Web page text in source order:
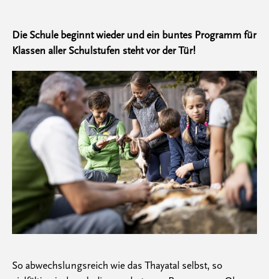
Die Schule beginnt wieder und ein buntes Programm für
Klassen aller Schulstufen steht vor der Tür!
So abwechslungsreich wie das Thayatal selbst, so